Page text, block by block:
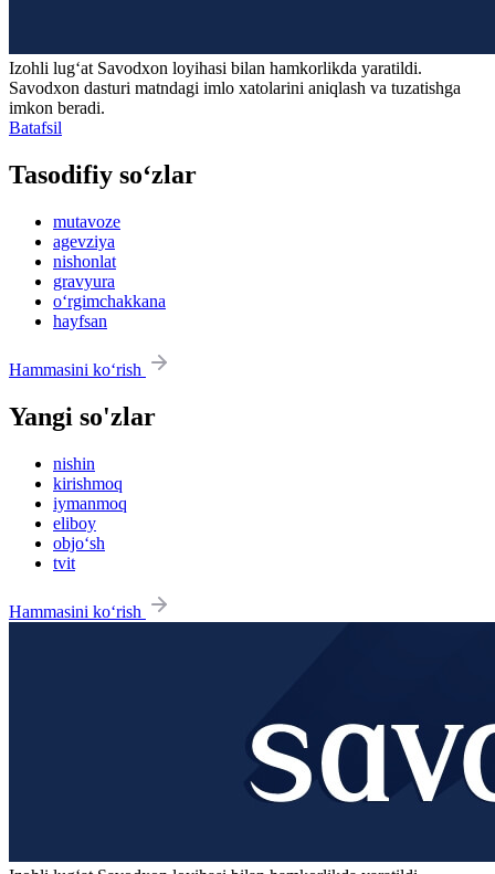
Izohli lugʻat Savodxon loyihasi bilan hamkorlikda yaratildi.
Savodxon dasturi matndagi imlo xatolarini aniqlash va tuzatishga
imkon beradi.
Batafsil
Tasodifiy so‘zlar
mutavoze
agevziya
nishonlat
gravyura
o‘rgimchakkana
hayfsan
Hammasini ko‘rish
Yangi so'zlar
nishin
kirishmoq
iymanmoq
eliboy
objo‘sh
tvit
Hammasini ko‘rish